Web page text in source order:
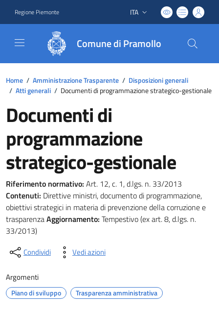
Regione Piemonte Lingua attiva:
ITA
Comune di Pramollo
Home / Amministrazione Trasparente / Disposizioni generali
/ Atti generali / Documenti di programmazione strategico-gestionale
Documenti di
programmazione
strategico-gestionale
Riferimento normativo: Art. 12, c. 1, d.lgs. n. 33/2013
Contenuti: Direttive ministri, documento di programmazione,
obiettivi strategici in materia di prevenzione della corruzione e
trasparenzaAggiornamento: Tempestivo (ex art. 8, d.lgs. n.
33/2013)
Condividi Vedi azioni
Argomenti
Piano di sviluppo Trasparenza amministrativa